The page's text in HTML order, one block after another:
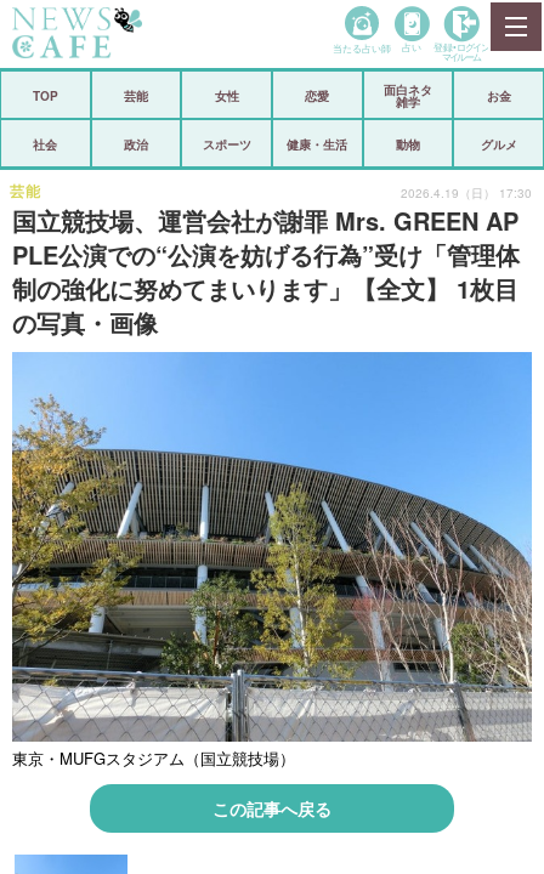
政治
芸能 スポーツ
恋愛 ビックリ
コメントポスト
登録・ログイン/マイルーム
当たる占い師 占い 登録• ログイン
マイルーム
TOP 芸能 女性 恋愛
面白ネタ
雑学
お金
社会 政治 スポーツ 健康・生活 動物 グルメ
国立競技場、運営会社が謝罪 Mrs. GREEN AP
PLE公演での“公演を妨げる行為”受け「管理体
制の強化に努めてまいります」【全文】 1枚目
の写真・画像
芸能 2026.4.19（日） 17:30
東京・MUFGスタジアム（国立競技場）
この記事へ戻る